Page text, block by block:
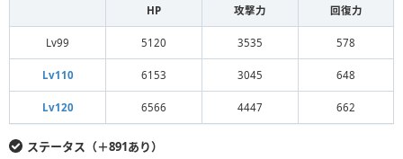
HP 攻撃力 回復力
Lv99 5120 3535 578
Lv110 6153 3045 648
Lv120 6566 4447 662
ステータス（＋891あり）